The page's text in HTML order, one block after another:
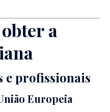
a
e profissionais
Europeia